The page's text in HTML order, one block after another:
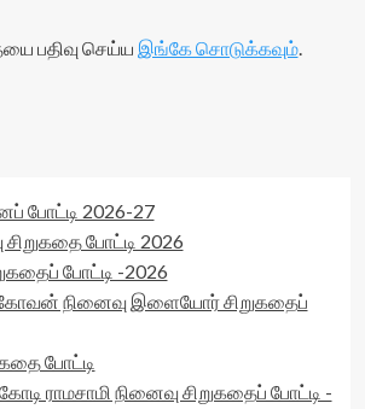
பதிவு செய்ய இங்கே சொடுக்கவும்.
போட்டி 2026-27
போட்டி 2026
போட்டி -2026
நினைவு இளையோர் சிறுகதைப்
போட்டி
ராமசாமி நினைவு சிறுகதைப் போட்டி -